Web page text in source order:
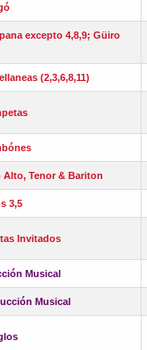
excepto 4,8,9; Güiro
(2,3,6,8,11)
Alto, Tenor & Bariton
3,5
Invitados
Musical
Musical